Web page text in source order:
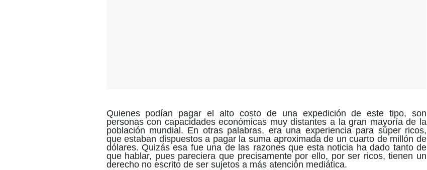
Quienes podían pagar el alto costo de una expedición de este tipo, son
personas con capacidades económicas muy distantes a la gran mayoría de la
población mundial. En otras palabras, era una experiencia para súper ricos,
que estaban dispuestos a pagar la suma aproximada de un cuarto de millón de
dólares. Quizás esa fue una de las razones que esta noticia ha dado tanto de
que hablar, pues pareciera que precisamente por ello, por ser ricos, tienen un
derecho no escrito de ser sujetos a más atención mediática.